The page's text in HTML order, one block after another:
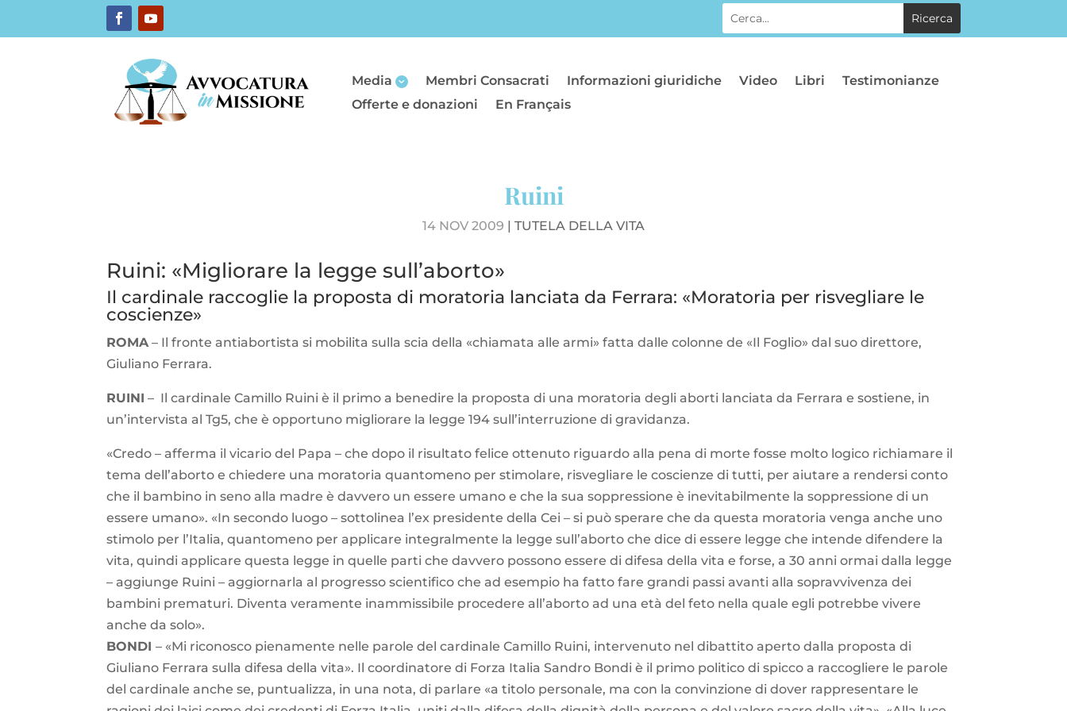
Media Membri Consacrati Informazioni giuridiche Video Libri
Testimonianze
Offerte e donazioni
En Français
Ruini
14 NOV 2009 | TUTELA DELLA VITA
Ruini: «Migliorare la legge sull’aborto»
Il cardinale raccoglie la proposta di moratoria lanciata da Ferrara: «Moratoria per risvegliare le
coscienze»
ROMA – Il fronte antiabortista si mobilita sulla scia della «chiamata alle armi» fatta dalle colonne de «Il Foglio» dal suo direttore,
Giuliano Ferrara.
RUINI – Il cardinale Camillo Ruini è il primo a benedire la proposta di una moratoria degli aborti lanciata da Ferrara e sostiene, in
un’intervista al Tg5, che è opportuno migliorare la legge 194 sull’interruzione di gravidanza.
«Credo – afferma il vicario del Papa – che dopo il risultato felice ottenuto riguardo alla pena di morte fosse molto logico richiamare il
tema dell’aborto e chiedere una moratoria quantomeno per stimolare, risvegliare le coscienze di tutti, per aiutare a rendersi conto
che il bambino in seno alla madre è davvero un essere umano e che la sua soppressione è inevitabilmente la soppressione di un
essere umano». «In secondo luogo – sottolinea l’ex presidente della Cei – si può sperare che da questa moratoria venga anche uno
stimolo per l’Italia, quantomeno per applicare integralmente la legge sull’aborto che dice di essere legge che intende difendere la
vita, quindi applicare questa legge in quelle parti che davvero possono essere di difesa della vita e forse, a 30 anni ormai dalla legge
– aggiunge Ruini – aggiornarla al progresso scientifico che ad esempio ha fatto fare grandi passi avanti alla sopravvivenza dei
bambini prematuri. Diventa veramente inammissibile procedere all’aborto ad una età del feto nella quale egli potrebbe vivere
anche da solo».
BONDI– «Mi riconosco pienamente nelle parole del cardinale Camillo Ruini, intervenuto nel dibattito aperto dalla proposta di
Giuliano Ferrara sulla difesa della vita». Il coordinatore di Forza Italia Sandro Bondi è il primo politico di spicco a raccogliere le parole
del cardinale anche se, puntualizza, in una nota, di parlare «a titolo personale, ma con la convinzione di dover rappresentare le